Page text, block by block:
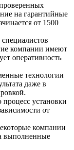
на гарантийные
от 1500
компании имеют
оперативность
технологии
даже в
установки
от
компании
выполненные